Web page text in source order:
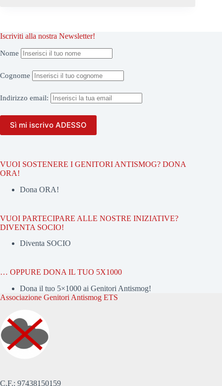
Iscriviti alla nostra Newsletter!
Nome
Cognome
Indirizzo email:
VUOI SOSTENERE I GENITORI ANTISMOG? DONA
ORA!
Dona ORA!
VUOI PARTECIPARE ALLE NOSTRE INIZIATIVE?
DIVENTA SOCIO!
Diventa SOCIO
… OPPURE DONA IL TUO 5X1000
Dona il tuo 5×1000 ai Genitori Antismog!
Associazione Genitori Antismog ETS
C.F.: 97438150159